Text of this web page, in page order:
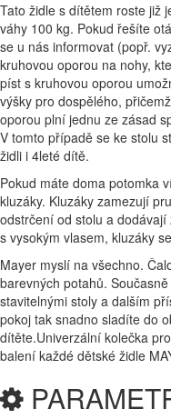
Tato židle s dítětem roste již
váhy 100 kg. Pokud řešíte
se u nás informovat (popř.
kruhovou oporou na nohy,
píst s kruhovou oporou
výšky pro dospělého,
oporou plní jednu ze zásad
V tomto případě se ke stolu
židli i 4leté dítě.
Pokud máte doma potomka
kluzáky. Kluzáky zamezují
odstrčení od stolu a
s vysokým vlasem, kluzáky
Mayer myslí na všechno.
barevných potahů.
stavitelnými stoly a dalším
pokoj tak snadno sladíte do
dítěte.Univerzální kolečka
balení každé dětské židle